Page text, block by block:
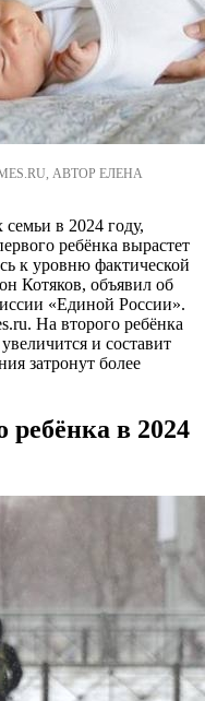
АВТОР ЕЛЕНА
в 2024 году,
ребёнка вырастет
к уровню фактической
Котяков, объявил об
«Единой России».
На второго ребёнка
и составит
затронут более
ребёнка в 2024